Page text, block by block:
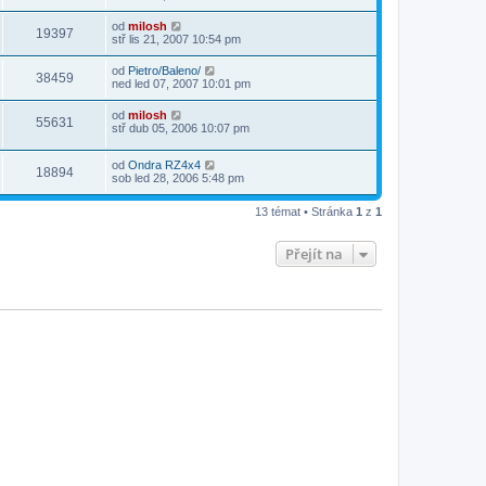
19397 od milosh
stř lis 21, 2007 10:54 pm
38459 od Pietro/Baleno/
ned led 07, 2007 10:01 pm
55631 od milosh
stř dub 05, 2006 10:07 pm
18894 od Ondra RZ4x4
sob led 28, 2006 5:48 pm
13 témat • Stránka 1 z 1
Přejít na